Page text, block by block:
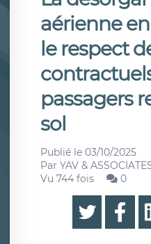
aérienne
le respect
passagers
sol
Publié le 03/10/2025
Par YAV &
Vu 744 fois
0